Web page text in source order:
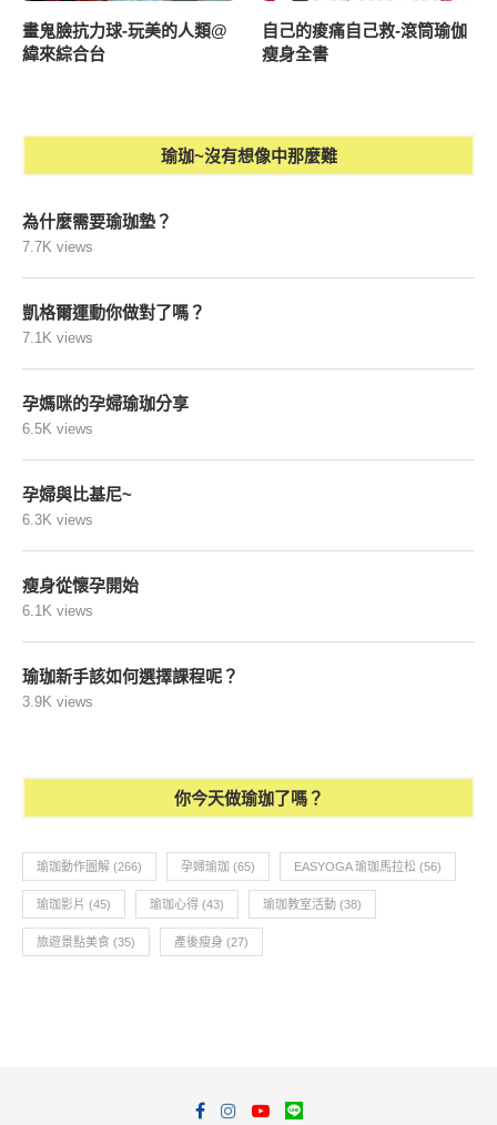
畫鬼臉抗力球-玩美的人類@
緯來綜合台
自己的痠痛自己救-滾筒瑜伽
瘦身全書
瑜珈~沒有想像中那麼難
為什麼需要瑜珈墊？
7.7K views
凱格爾運動你做對了嗎？
7.1K views
孕媽咪的孕婦瑜珈分享
6.5K views
孕婦與比基尼~
6.3K views
瘦身從懷孕開始
6.1K views
瑜珈新手該如何選擇課程呢？
3.9K views
你今天做瑜珈了嗎？
瑜珈動作圖解 (266) 孕婦瑜珈 (65) EASYOGA 瑜珈馬拉松 (56)
瑜珈影片 (45) 瑜珈心得 (43) 瑜珈教室活動 (38)
旅遊景點美食 (35) 產後瘦身 (27)